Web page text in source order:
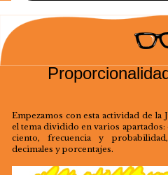
Empezamos con esta actividad de la
el tema dividido en varios
ciento, frecuencia y
decimales y porcentajes.